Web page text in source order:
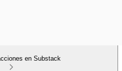
en Substack